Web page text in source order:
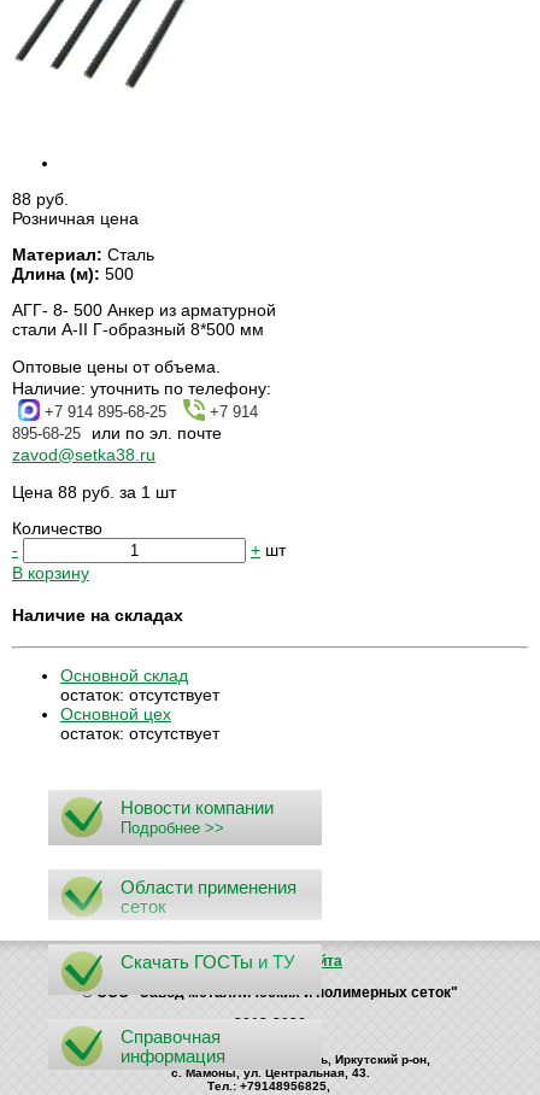
88 руб.
Розничная цена
Материал: Сталь
Длина (м): 500
АГГ- 8- 500 Анкер из арматурной
стали А-II Г-образный 8*500 мм
Оптовые цены от объема.
Наличие: уточнить по телефону:
+7 914 895-68-25
+7 914
895-68-25
или по эл. почте
zavod@setka38.ru
Цена 88 руб. за 1 шт
Количество
-
+ шт
В корзину
Наличие на складах
Основной склад
остаток: отсутствует
Основной цех
остаток: отсутствует
Новости компании
Подробнее >>
Области применения
сеток
Скачать ГОСТы и ТУ
Справочная
информация
Поиск
Карта сайта
© ООО "Завод металлических и полимерных сеток"
2012-2026
Россия, 664535, Иркутская область, Иркутский р-он,
с. Мамоны, ул. Центральная, 43.
Тел.: +79148956825,